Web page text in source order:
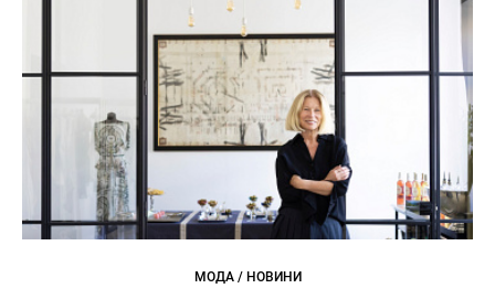
МОДА / НОВИНИ